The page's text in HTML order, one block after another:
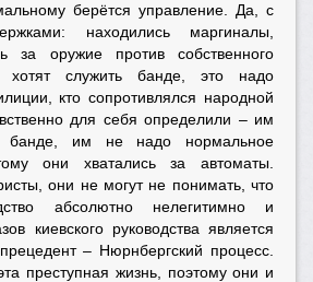
берётся управление. Да, с
находились маргиналы,
за оружие против собственного
служить банде, это надо
кто сопротивлялся народной
для себя определили – им
банде, им не надо нормальное
они хватались за автоматы.
они не могут не понимать, что
абсолютно нелегитимно и
киевского руководства является
– Нюрнбергский процесс.
преступная жизнь, поэтому они и